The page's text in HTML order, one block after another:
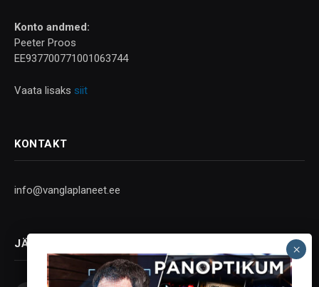
Konto andmed:
Peeter Proos
EE937700771001063744
Vaata lisaks siit
KONTAKT
info@vanglaplaneet.ee
JÄLGI SOTSIAALMEEDIAS